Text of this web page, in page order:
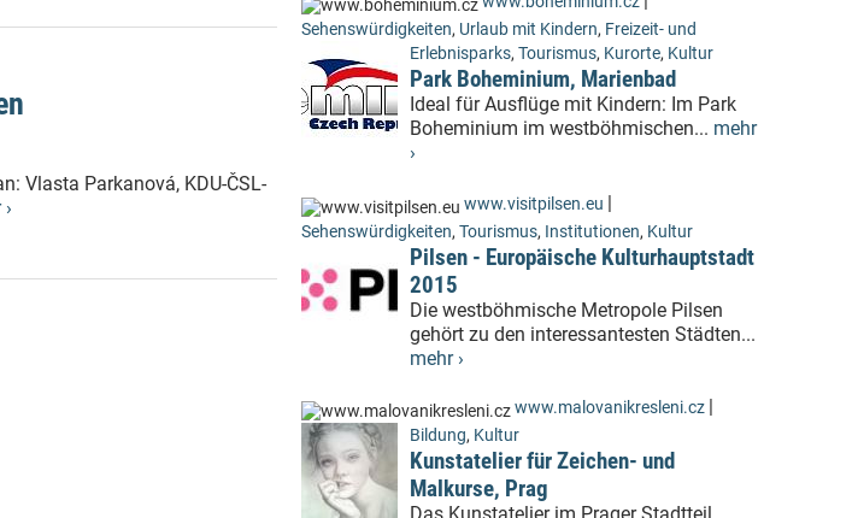
Vlasta Parkanová, KDU-ČSL-
Sehenswürdigkeiten, Urlaub mit Kindern, Freizeit- und
Erlebnisparks, Tourismus, Kurorte, Kultur
Park Boheminium, Marienbad
Ideal für Ausflüge mit Kindern: Im Park
Boheminium im westböhmischen... mehr
›
www.visitpilsen.eu |
Sehenswürdigkeiten, Tourismus, Institutionen, Kultur
Pilsen - Europäische Kulturhauptstadt
2015
Die westböhmische Metropole Pilsen
gehört zu den interessantesten Städten...
mehr ›
www.malovanikresleni.cz |
Bildung, Kultur
Kunstatelier für Zeichen- und
Malkurse, Prag